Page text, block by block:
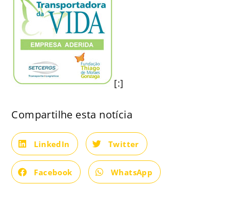
[:]
Compartilhe esta notícia
LinkedIn Twitter
Facebook WhatsApp